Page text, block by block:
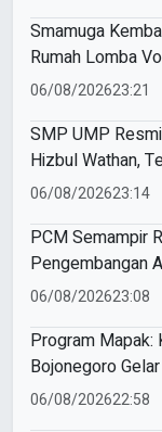
Smamuga
Rumah Lomba
81 Kecamatan
06/08/202623:21
SMP UMP
Hizbul Wathan,
Cerita” Curi
06/08/202623:14
PCM Semampir
Pengembangan
Muhammadiyah
06/08/202623:08
Program Mapak:
Bojonegoro
Sampah
06/08/202622:58